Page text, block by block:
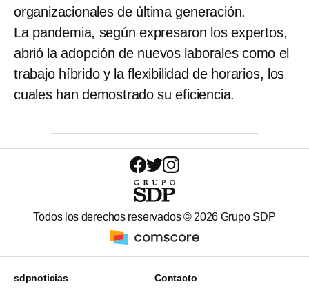
organizacionales de última generación.
La pandemia, según expresaron los expertos,
abrió la adopción de nuevos laborales como el
trabajo híbrido y la flexibilidad de horarios, los
cuales han demostrado su eficiencia.
Todos los derechos reservados © 2026 Grupo SDP
sdpnoticias Contacto